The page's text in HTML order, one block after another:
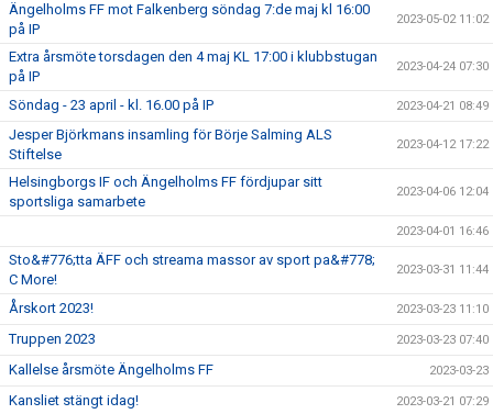
Ängelholms FF mot Falkenberg söndag 7:de maj kl 16:00
på IP
2023-05-02 11:02
Extra årsmöte torsdagen den 4 maj KL 17:00 i klubbstugan
på IP
2023-04-24 07:30
Söndag - 23 april - kl. 16.00 på IP 2023-04-21 08:49
Jesper Björkmans insamling för Börje Salming ALS
Stiftelse
2023-04-12 17:22
Helsingborgs IF och Ängelholms FF fördjupar sitt
sportsliga samarbete
2023-04-06 12:04
2023-04-01 16:46
Sto&#776;tta ÄFF och streama massor av sport pa&#778;
C More!
2023-03-31 11:44
Årskort 2023! 2023-03-23 11:10
Truppen 2023 2023-03-23 07:40
Kallelse årsmöte Ängelholms FF 2023-03-23
Kansliet stängt idag! 2023-03-21 07:29